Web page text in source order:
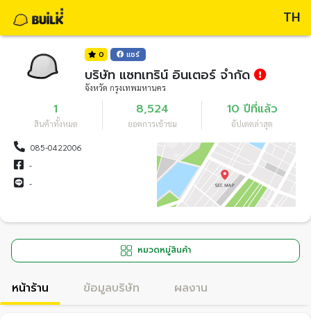
TH
0 แชร์
บริษัท แซทเทริน์ อินเตอร์ จำกัด
จังหวัด กรุงเทพมหานคร
1
สินค้าทั้งหมด
8,524
ยอดการเข้าชม
10 ปีที่แล้ว
อัปเดตล่าสุด
085-0422006
-
-
หมวดหมู่สินค้า
หน้าร้าน ข้อมูลบริษัท ผลงาน